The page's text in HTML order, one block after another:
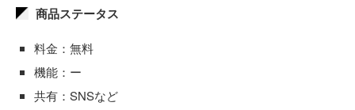
商品ステータス
料金：無料
機能：ー
共有：SNSなど